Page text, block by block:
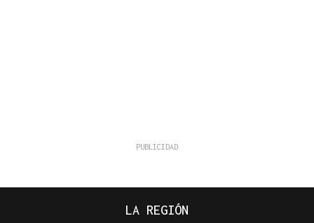
LA REGIÓN